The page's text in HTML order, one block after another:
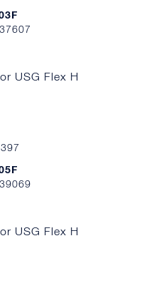
USG Flex H
USG Flex H